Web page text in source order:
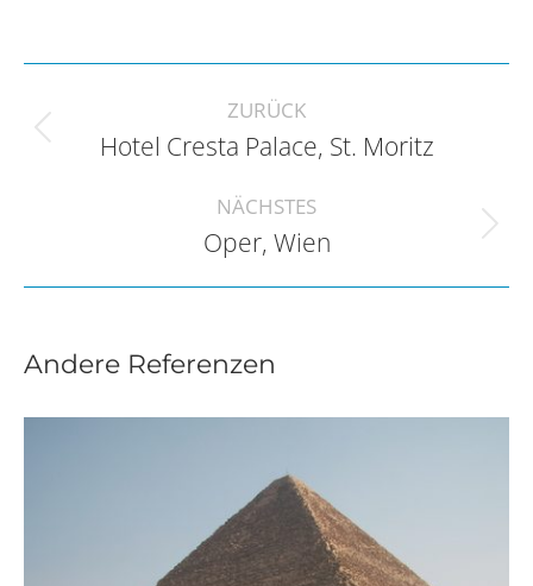
navigation
ZURÜCK
Previous
Hotel Cresta Palace, St. Moritz
NÄCHSTES
Next
Oper, Wien
Andere Referenzen